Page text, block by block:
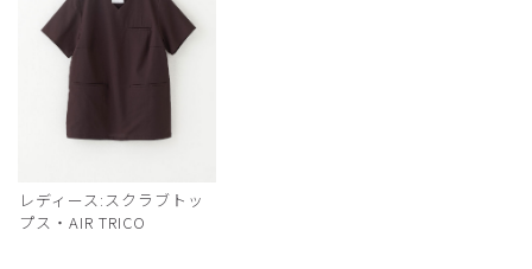
レディース:スクラブトッ
プス・AIR TRICO